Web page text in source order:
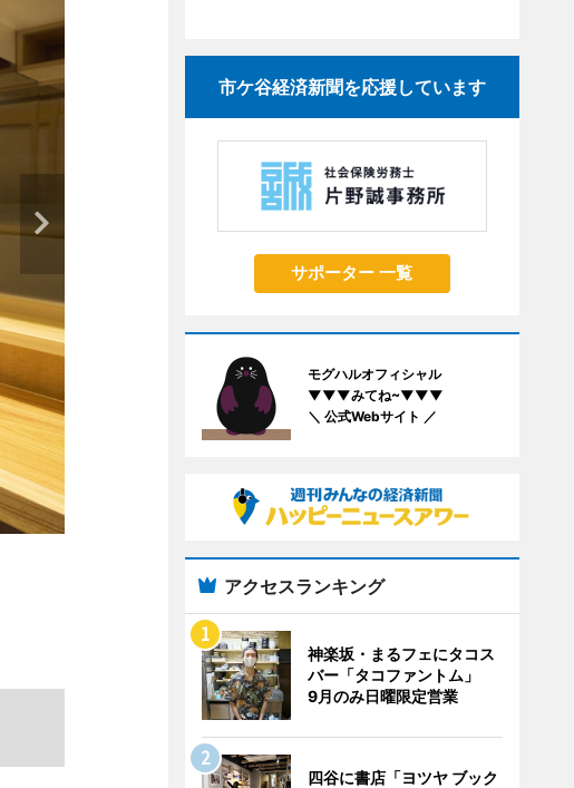
市ケ谷経済新聞を応援しています
サポーター 一覧
モグハルオフィシャル
▼▼▼みてね~▼▼▼
＼ 公式Webサイト ／
アクセスランキング
神楽坂・まるフェにタコス
バー「タコファントム」
9月のみ日曜限定営業
四谷に書店「ヨツヤ ブック